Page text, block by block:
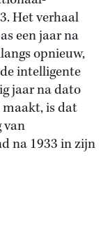
Het verhaal
een jaar na
opnieuw,
intelligente
jaar na dato
maakt, is dat
van
na 1933 in zijn